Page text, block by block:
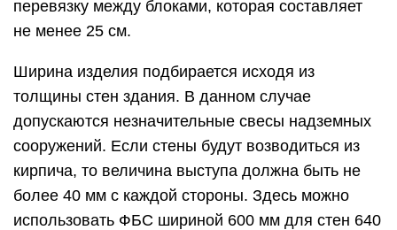
перевязку между блоками, которая составляет
не менее 25 см.
Ширина изделия подбирается исходя из
толщины стен здания. В данном случае
допускаются незначительные свесы надземных
сооружений. Если стены будут возводиться из
кирпича, то величина выступа должна быть не
более 40 мм с каждой стороны. Здесь можно
использовать ФБС шириной 600 мм для стен 640